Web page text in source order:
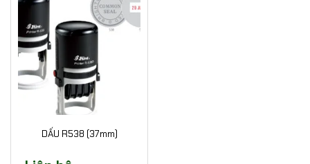
DẤU R538 (37mm)